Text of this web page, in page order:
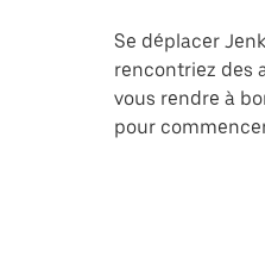
Se déplacer
rencontriez des
vous rendre à
pour